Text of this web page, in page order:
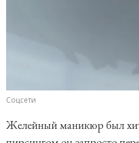
Соцсети
Желейный маникюр был